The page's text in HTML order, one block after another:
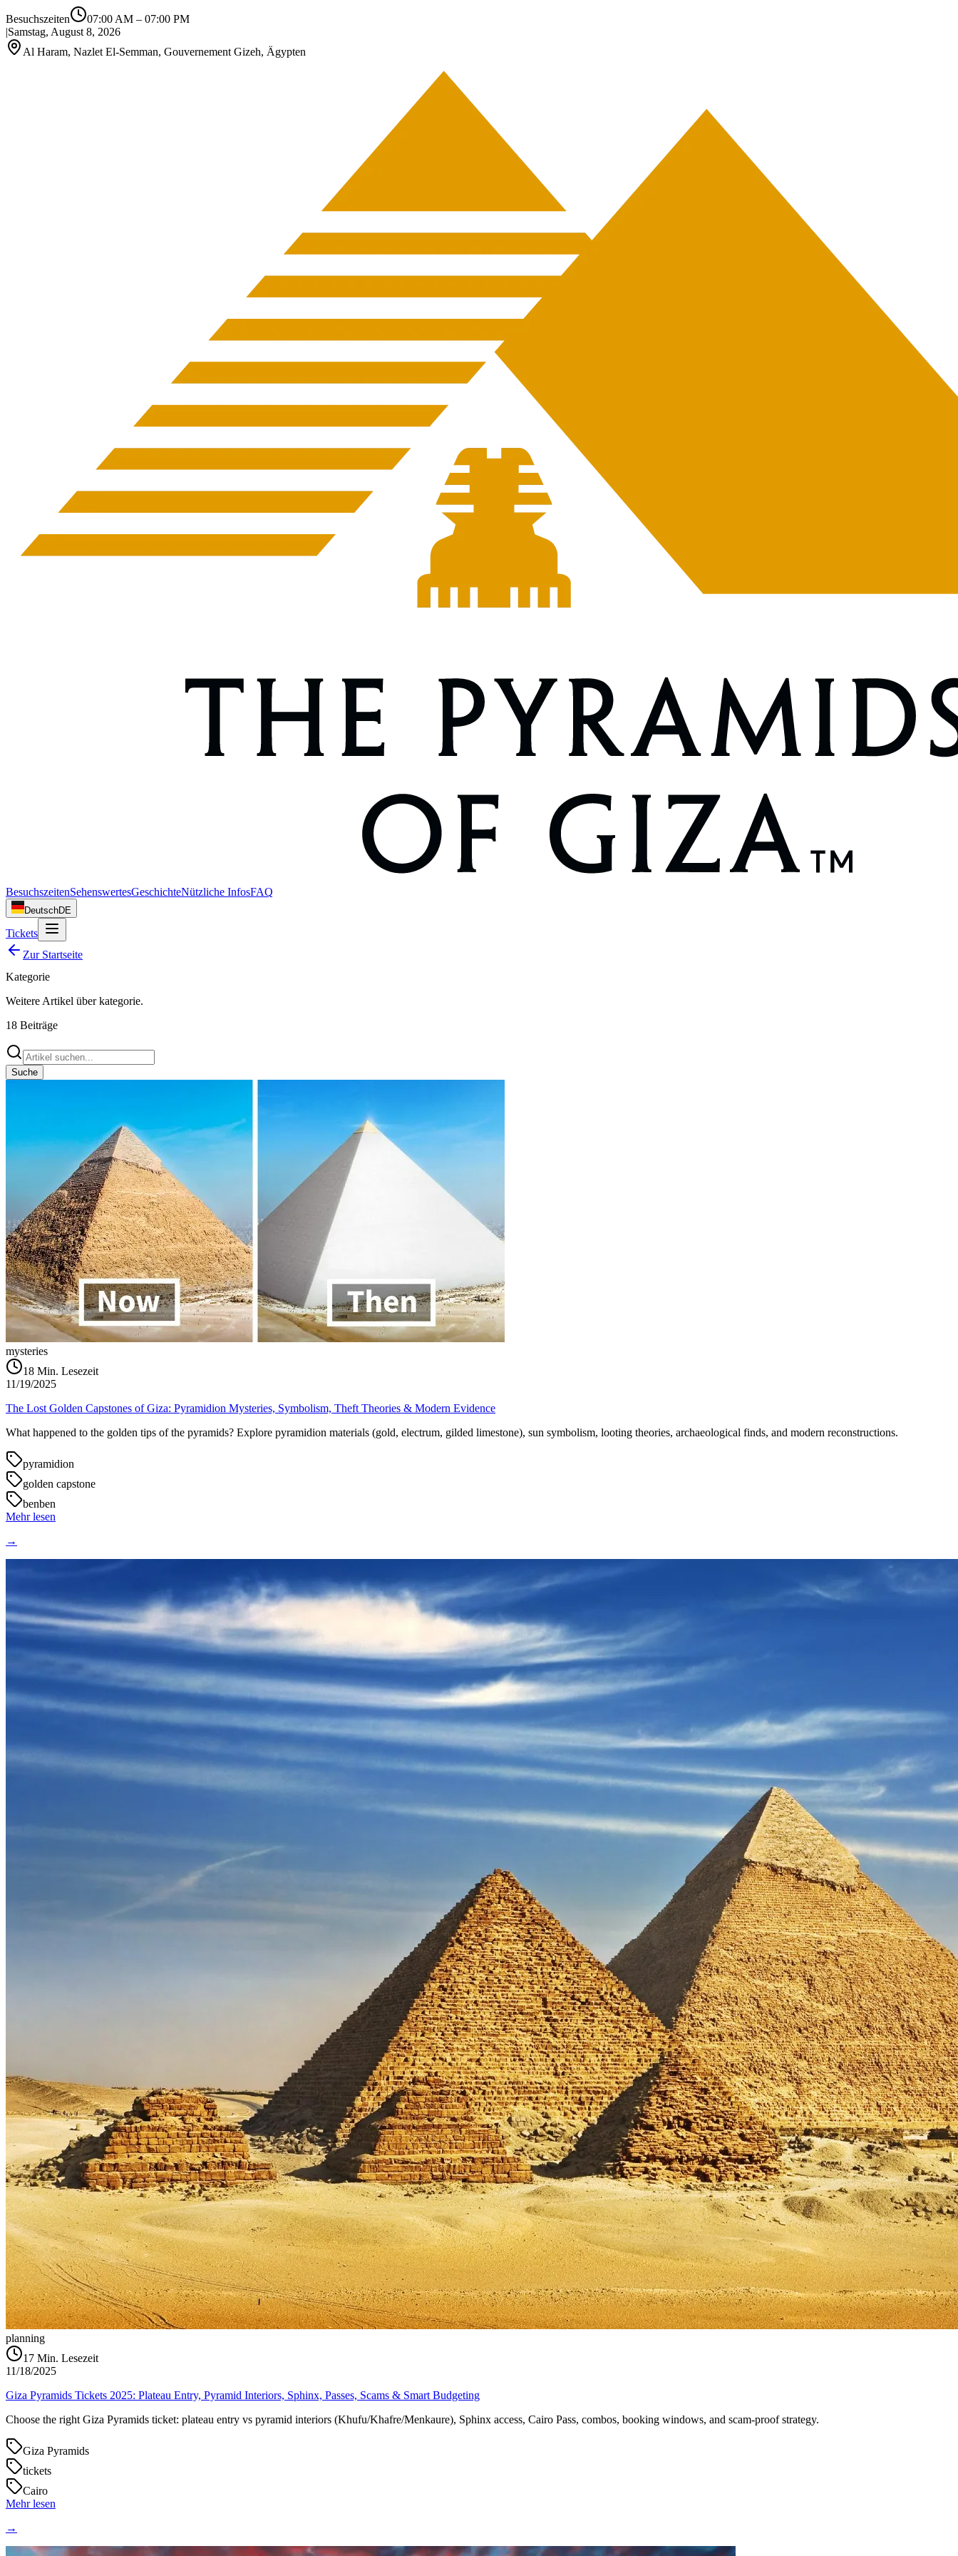
Besuchszeiten 07:00 AM – 07:00 PM
|Samstag, August 8, 2026
Al Haram, Nazlet El-Semman, Gouvernement Gizeh, Ägypten
BesuchszeitenSehenswertesGeschichteNützliche InfosFAQ
DeutschDE
Tickets
Zur Startseite
Kategorie
Weitere Artikel über kategorie.
18 Beiträge
Suche
mysteries
18 Min. Lesezeit
11/19/2025
The Lost Golden Capstones of Giza: Pyramidion Mysteries, Symbolism, Theft Theories & Modern Evidence
What happened to the golden tips of the pyramids? Explore pyramidion materials (gold, electrum, gilded limestone), sun symbolism, looting theories, archaeological finds, and modern reconstructions.
pyramidion
golden capstone
benben
Mehr lesen
→
planning
17 Min. Lesezeit
11/18/2025
Giza Pyramids Tickets 2025: Plateau Entry, Pyramid Interiors, Sphinx, Passes, Scams & Smart Budgeting
Choose the right Giza Pyramids ticket: plateau entry vs pyramid interiors (Khufu/Khafre/Menkaure), Sphinx access, Cairo Pass, combos, booking windows, and scam-proof strategy.
Giza Pyramids
tickets
Cairo
Mehr lesen
→